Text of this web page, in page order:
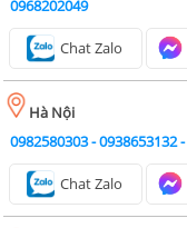
0968202049
Chat Zalo
Hà Nội
0982580303-0938653132-
Chat Zalo